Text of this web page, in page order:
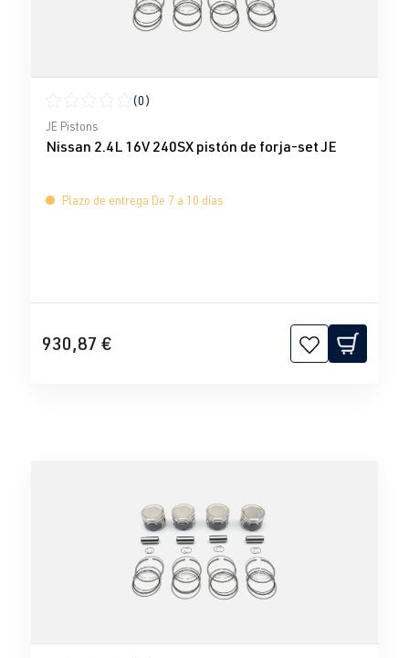
Calificación promedio de 0 de 5 estrellas
(0)
JE Pistons
Nissan 2.4L 16V 240SX pistón de forja-set JE
Plazo de entrega De 7 a 10 días
930,87 €